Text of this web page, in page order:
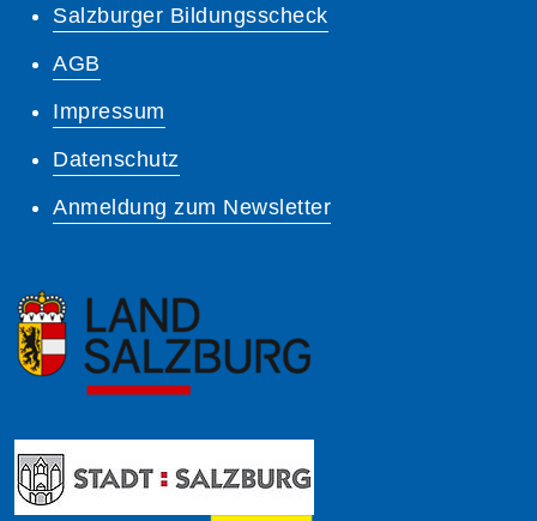
Salzburger Bildungsscheck
AGB
Impressum
Datenschutz
Anmeldung zum Newsletter